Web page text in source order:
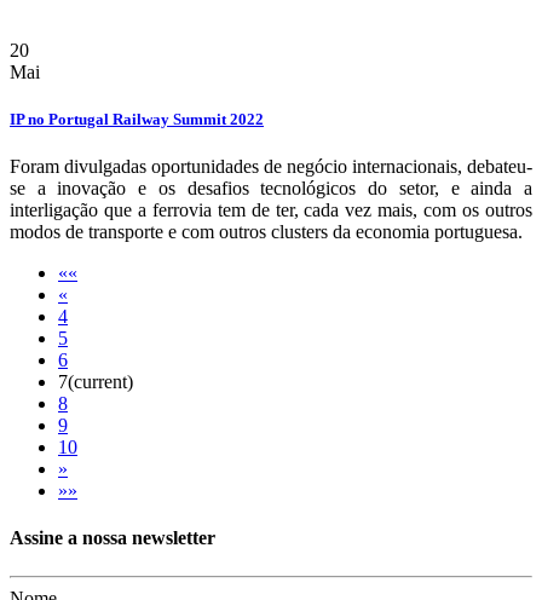
20
Mai
IP no Portugal Railway Summit 2022
Foram divulgadas oportunidades de negócio internacionais, debateu-
se a inovação e os desafios tecnológicos do setor, e ainda a
interligação que a ferrovia tem de ter, cada vez mais, com os outros
modos de transporte e com outros clusters da economia portuguesa.
««
«
4
5
6
7(current)
8
9
10
»
»»
Assine a nossa newsletter